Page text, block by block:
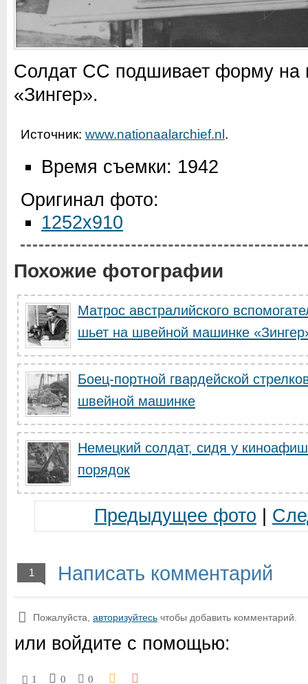
Солдат СС подшивает форму на
«Зингер».
Источник: www.nationaalarchief.nl .
Время съемки: 1942
Оригинал фото:
1252x910
Похожие фотографии
Матрос австралийского
шьет на швейной машинке
Боец-портной гвардейской
швейной машинке
Немецкий солдат, сидя у
порядок
Предыдущее фото
1 Написать комментарий
Пожалуйста, авторизуйтесь чтобы добавить комментарий.
или войдите с помощью:
1 0 0